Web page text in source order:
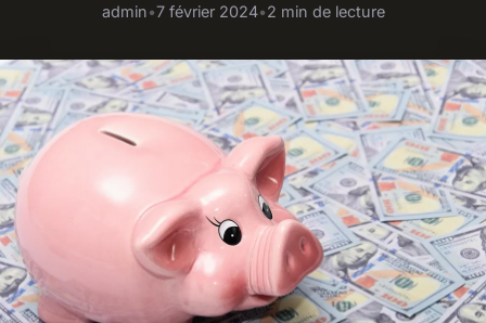
admin•7 février 2024•2 min de lecture